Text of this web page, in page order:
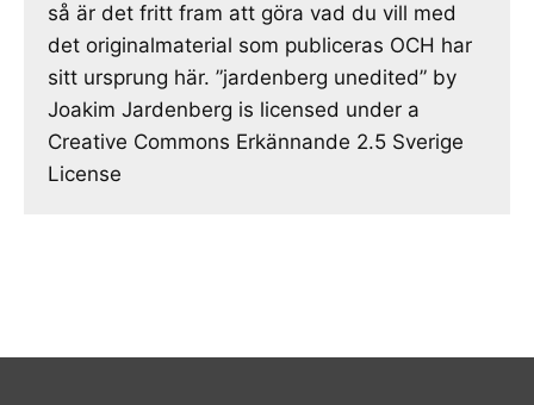
så är det fritt fram att göra vad du vill med
det originalmaterial som publiceras OCH har
sitt ursprung här. ”jardenberg unedited” by
Joakim Jardenberg is licensed under a
Creative Commons Erkännande 2.5 Sverige
License